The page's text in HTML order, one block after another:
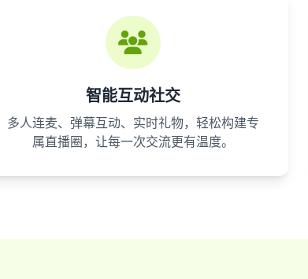
智能互动社交
多人连麦、弹幕互动、实时礼物，轻松构建专
属直播圈，让每一次交流更有温度。